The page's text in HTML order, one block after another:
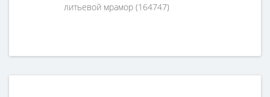
литьевой мрамор (164747)